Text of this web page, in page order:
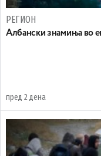
РЕГИОН
Aлбански знамиња во
пред 2 дена